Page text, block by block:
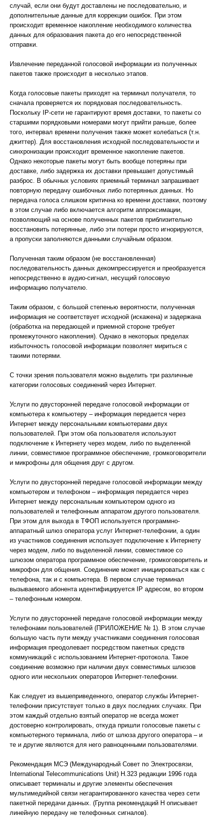
случай, если они будут доставлены не последовательно, и
дополнительные данные для коррекции ошибок. При этом
происходит временное накопление необходимого количества
данных для образования пакета до его непосредственной
отправки.
Извлечение переданной голосовой информации из полученных
пакетов также происходит в несколько этапов.
Когда голосовые пакеты приходят на терминал получателя, то
сначала проверяется их порядковая последовательность.
Поскольку IP-сети не гарантируют время доставки, то пакеты со
старшими порядковыми номерами могут прийти раньше, более
того, интервал времени получения также может колебаться (т.н.
джиттер). Для восстановления исходной последовательности и
синхронизации происходит временное накопление пакетов.
Однако некоторые пакеты могут быть вообще потеряны при
доставке, либо задержка их доставки превышает допустимый
разброс. В обычных условиях приемный терминал запрашивает
повторную передачу ошибочных либо потерянных данных. Но
передача голоса слишком критична ко времени доставки, поэтому
в этом случае либо включается алгоритм аппроксимации,
позволяющий на основе полученных пакетов приблизительно
восстановить потерянные, либо эти потери просто игнорируются,
а пропуски заполняются данными случайным образом.
Полученная таким образом (не восстановленная)
последовательность данных декомпрессируется и преобразуется
непосредственно в аудио-сигнал, несущий голосовую
информацию получателю.
Таким образом, с большой степенью вероятности, полученная
информация не соответствует исходной (искажена) и задержана
(обработка на передающей и приемной стороне требует
промежуточного накопления). Однако в некоторых пределах
избыточность голосовой информации позволяет мириться с
такими потерями.
С точки зрения пользователя можно выделить три различные
категории голосовых соединений через Интернет.
Услуги по двусторонней передаче голосовой информации от
компьютера к компьютеру – информация передается через
Интернет между персональными компьютерами двух
пользователей. При этом оба пользователя используют
подключение к Интернету через модем, либо по выделенной
линии, совместимое программное обеспечение, громкоговорители
и микрофоны для общения друг с другом.
Услуги по двусторонней передаче голосовой информации между
компьютером и телефоном – информация передается через
Интернет между персональным компьютером одного из
пользователей и телефонным аппаратом другого пользователя.
При этом для выхода в ТФОП используется программно-
аппаратный шлюз оператора услуг Интернет-телефонии, а один
из участников соединения использует подключение к Интернету
через модем, либо по выделенной линии, совместимое со
шлюзом оператора программное обеспечение, громкоговоритель и
микрофон для общения. Соединение может инициироваться как с
телефона, так и с компьютера. В первом случае терминал
вызываемого абонента идентифицируется IP адресом, во втором
– телефонным номером.
Услуги по двусторонней передаче голосовой информации между
телефонами пользователей (ПРИЛОЖЕНИЕ № 1). В этом случае
большую часть пути между участниками соединения голосовая
информация преодолевает посредством пакетных средств
коммуникаций с использованием Интернет-протокола. Такое
соединение возможно при наличии двух совместимых шлюзов
одного или нескольких операторов Интернет-телефонии.
Как следует из вышеприведенного, оператор службы Интернет-
телефонии присутствует только в двух последних случаях. При
этом каждый отдельно взятый оператор не всегда может
достоверно контролировать, откуда пришли голосовые пакеты с
компьютерного терминала, либо от шлюза другого оператора – и
те и другие являются для него равноценными пользователями.
Рекомендация МСЭ (Международный Совет по Электросвязи,
International Telecommunications Unit) H.323 редакции 1996 года
описывает терминалы и другие элементы обеспечения
мультимедийной связи негарантированного качества через сети
пакетной передачи данных. (Группа рекомендаций H описывает
линейную передачу не телефонных сигналов).